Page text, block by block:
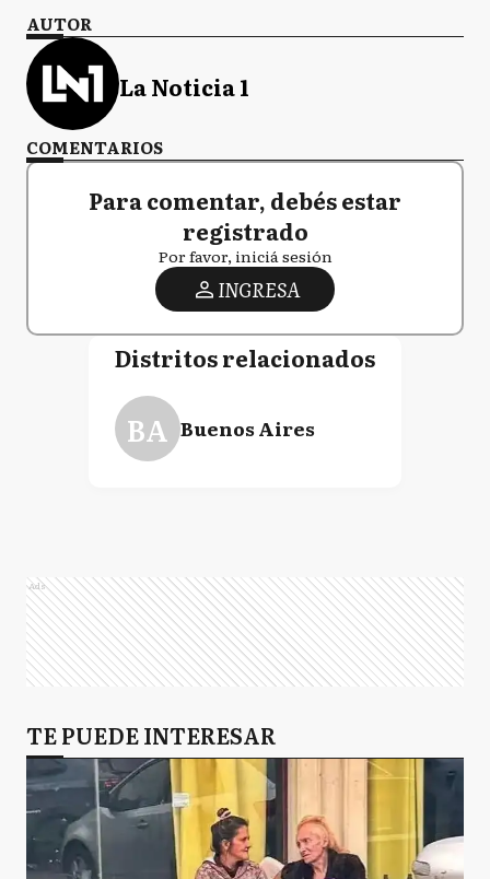
AUTOR
La Noticia 1
COMENTARIOS
Para comentar, debés estar
registrado
Por favor, iniciá sesión
INGRESA
Distritos relacionados
BA Buenos Aires
Ads
TE PUEDE INTERESAR